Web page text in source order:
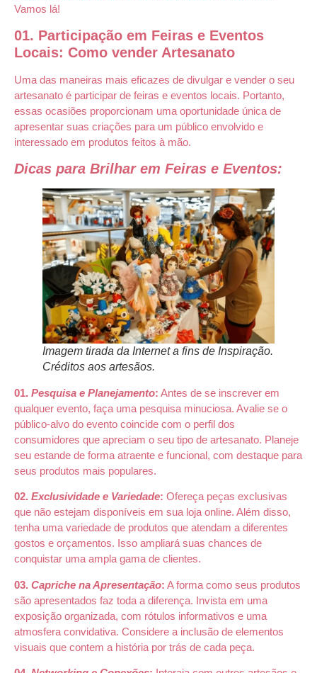
Vamos lá!
01. Participação em Feiras e Eventos
Locais: Como vender Artesanato
Uma das maneiras mais eficazes de divulgar e vender o seu
artesanato é participar de feiras e eventos locais. Portanto,
essas ocasiões proporcionam uma oportunidade única de
apresentar suas criações para um público envolvido e
interessado em produtos feitos à mão.
Dicas para Brilhar em Feiras e Eventos:
Imagem tirada da Internet a fins de Inspiração.
Créditos aos artesãos.
01. Pesquisa e Planejamento: Antes de se inscrever em
qualquer evento, faça uma pesquisa minuciosa. Avalie se o
público-alvo do evento coincide com o perfil dos
consumidores que apreciam o seu tipo de artesanato. Planeje
seu estande de forma atraente e funcional, com destaque para
seus produtos mais populares.
02. Exclusividade e Variedade: Ofereça peças exclusivas
que não estejam disponíveis em sua loja online. Além disso,
tenha uma variedade de produtos que atendam a diferentes
gostos e orçamentos. Isso ampliará suas chances de
conquistar uma ampla gama de clientes.
03. Capriche na Apresentação: A forma como seus produtos
são apresentados faz toda a diferença. Invista em uma
exposição organizada, com rótulos informativos e uma
atmosfera convidativa. Considere a inclusão de elementos
visuais que contem a história por trás de cada peça.